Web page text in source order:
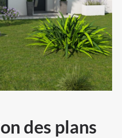
des plans